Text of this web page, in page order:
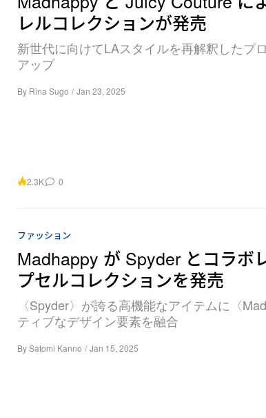
レルコレクションが発売
新世代に向けてLAスタイルを再解釈したプ
アップ
By Rina Sugo / Jan 23, 2025
2.3K 0
ファッション
Madhappy が Spyder とコラボ
プセルコレクションを発売
〈Spyder〉が誇る高機能なアイテムに〈
ティブなデザイン要素を融合
BySatomi Kanno / Jan 15, 2025